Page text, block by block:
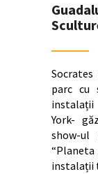
parc cu
York-
show-ul
“Planeta
instalații